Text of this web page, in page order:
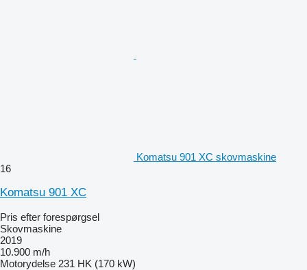
Komatsu 901 XC skovmaskine
16
Komatsu 901 XC
Pris efter forespørgsel
Skovmaskine
2019
10.900 m/h
Motorydelse 231 HK (170 kW)